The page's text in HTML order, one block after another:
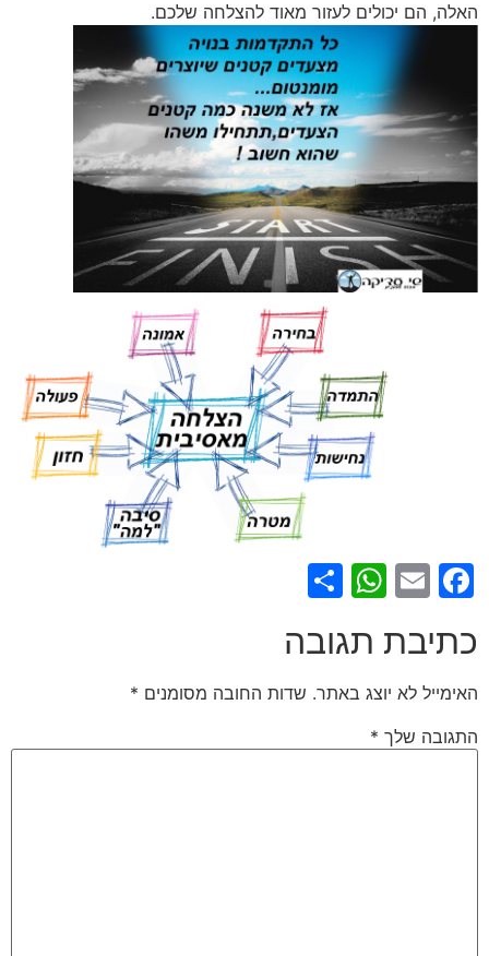
האלה, הם יכולים לעזור מאוד להצלחה שלכם.
Facebook
Email
WhatsApp
כתיבת תגובה
האימייל לא יוצג באתר. שדות החובה מסומנים *
התגובה שלך *